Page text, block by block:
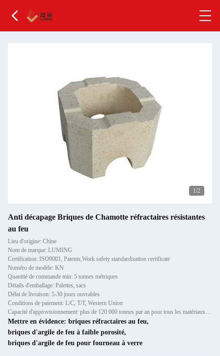
2/2
Anti décapage Briques de Chamotte réfractaires résistantes
au feu
Lieu d'origine: Chine
Nom de marque: LUMING
Certification: ISO9001, Patents,Work safety standardization certificate
Numéro de modèle: KN
Quantité de commande min: 5 tonnes métriques
Détails d'emballage: Palettes, sacs
Délai de livraison: 5-30 jours ouvrables
Conditions de paiement: L/C, T/T, Western Union
Capacité d'approvisionnement: plus de 120 000 tonnes par an pour tous les matériaux réfractaires: échafaudages, préfaçades et briq
Mettre en évidence: briques réfractaires au feu,
briques d'argile de feu à faible porosité,
briques d'argile de feu pour fourneau à verre